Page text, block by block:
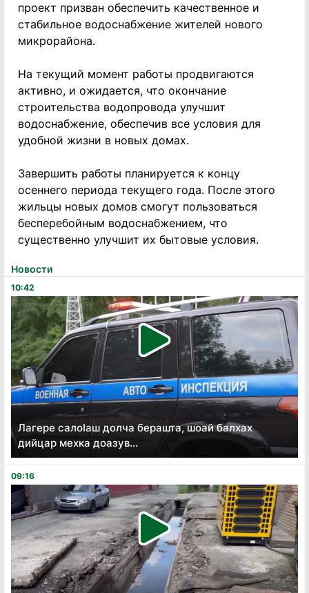
Новости
10:42
Лагере салоӏаш долча берашта, шоай балхах
дийцар мехка доазув...
09:16
проект призван обеспечить качественное и
стабильное водоснабжение жителей нового
микрорайона.
На текущий момент работы продвигаются
активно, и ожидается, что окончание
строительства водопровода улучшит
водоснабжение, обеспечив все условия для
удобной жизни в новых домах.
Завершить работы планируется к концу
осеннего периода текущего года. После этого
жильцы новых домов смогут пользоваться
бесперебойным водоснабжением, что
существенно улучшит их бытовые условия.